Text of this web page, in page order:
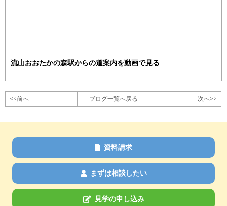
流山おおたかの森駅からの道案内を動画で見る
<<前へ ブログ一覧へ戻る 次へ>>
資料請求
まずは相談したい
見学の申し込み